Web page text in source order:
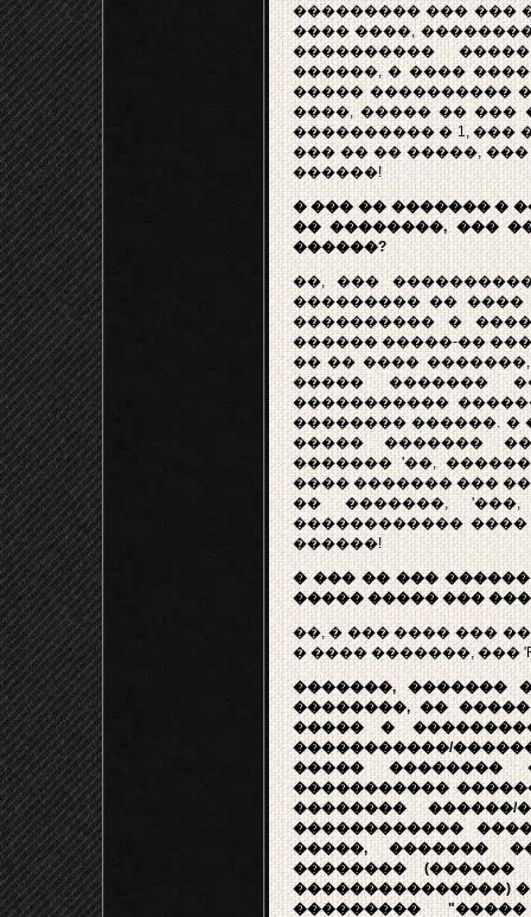
��������� ��� ���
���� ����,
����������
������, � ����
����� ����������
����, ����� �� ���
���������� � 1, ���
��� �� �� �����,
������!
� ��� �� ������� �
�� ��������, ���
������?
��, ���
��������� �� ����
���������� �
������ �����-��
�� �� ����
����� �������
�����������
�������� ������. �
����� �������
������� '��,
���� ������� ���
�� �������,
������������
������!
� ��� �� ���
����� ����� ���
��, � ��� ���� ���
� ���� �������, ���
�������, �������
��������, ��
����� �
�����������/
����� ��������
����������� ������
��������
������������
�����, �������
��������
���������������)
���������